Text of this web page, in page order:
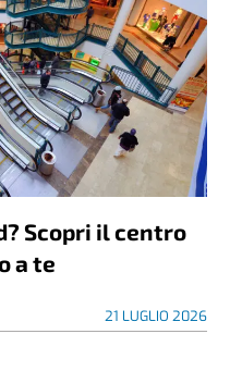
Scopri il centro
a te
21 LUGLIO 2026